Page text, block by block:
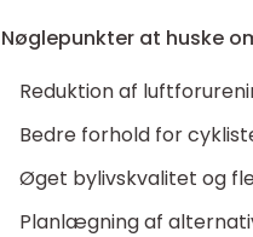
Nøglepunkter at huske
Reduktion af
Bedre forhold for
Øget bylivskvalitet og
Planlægning af